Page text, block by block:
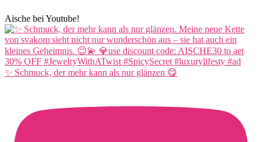
Aische bei Youtube!
✨ Schmuck, der mehr kann als nur glänzen 😋